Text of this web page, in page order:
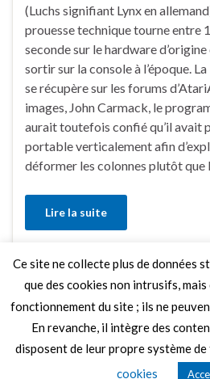
(Luchs signifiant Lynx en
prouesse technique tourne entre
seconde sur le hardware
sortir sur la console à l’époque.
se récupère sur les forums
images, John Carmack, le
aurait toutefois confié qu’il avait
portable verticalement afin
déformer les colonnes plutôt que
Lire la suite
Ce site ne collecte plus de données
que des cookies non intrusifs,
fonctionnement du site ; ils ne
En revanche, il intègre des
disposent de leur propre système
cookies